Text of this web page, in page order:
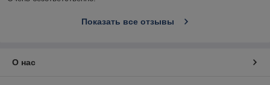
Показать все отзывы
О нас